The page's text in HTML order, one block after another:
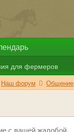
для фермеров
Наш форум Общение
с вашей жалобой.